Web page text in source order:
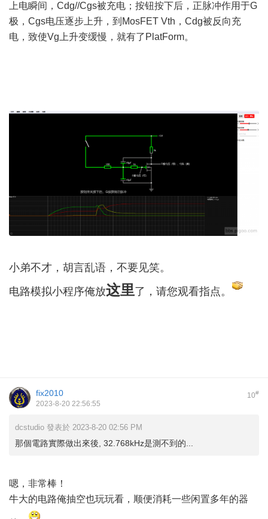
上电瞬间，Cdg//Cgs被充电；按钮按下后，正脉冲作用于G
极，Cgs电压逐步上升，到MosFET Vth，Cdg被反向充
电，致使Vg上升变缓慢，就有了PlatForm。
小弟不才，胡言乱语，不要见笑。
电路模拟小程序俺放这里了，请您观看指点。
10#
fix2010
2023-8-20 22:56:55
dcstudio 發表於 2023-8-20 02:56 PM
那個電路實際做出來後, 32.768kHz是測不到的...
嗯，非常棒！
牛大的电路俺抽空也玩玩看，顺便消耗一些闲置多年的器